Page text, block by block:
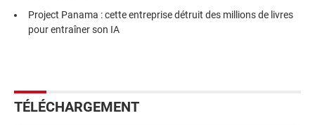
Project Panama : cette entreprise détruit des millions de livres
pour entraîner son IA
TÉLÉCHARGEMENT